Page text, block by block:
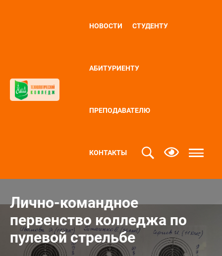
НОВОСТИ СТУДЕНТУ
АБИТУРИЕНТУ
ПРЕПОДАВАТЕЛЮ
КОНТАКТЫ
Лично-командное
первенство колледжа по
пулевой стрельбе